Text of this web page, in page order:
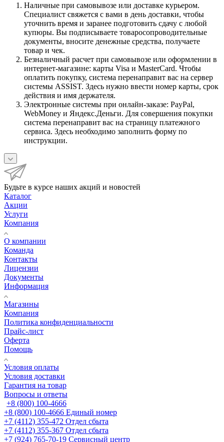
Наличные при самовывозе или доставке курьером.
Специалист свяжется с вами в день доставки, чтобы
уточнить время и заранее подготовить сдачу с любой
купюры. Вы подписываете товаросопроводительные
документы, вносите денежные средства, получаете
товар и чек.
Безналичный расчет при самовывозе или оформлении в
интернет-магазине: карты Visa и MasterCard. Чтобы
оплатить покупку, система перенаправит вас на сервер
системы ASSIST. Здесь нужно ввести номер карты, срок
действия и имя держателя.
Электронные системы при онлайн-заказе: PayPal,
WebMoney и Яндекс.Деньги. Для совершения покупки
система перенаправит вас на страницу платежного
сервиса. Здесь необходимо заполнить форму по
инструкции.
Будьте в курсе наших акций и новостей
Каталог
Акции
Услуги
Компания
О компании
Команда
Контакты
Лицензии
Документы
Информация
Магазины
Компания
Политика конфиденциальности
Прайс-лист
Оферта
Помощь
Условия оплаты
Условия доставки
Гарантия на товар
Вопросы и ответы
+8 (800) 100-4666
+8 (800) 100-4666 Единый номер
+7 (4112) 355-472 Отдел сбыта
+7 (4112) 355-367 Отдел сбыта
+7 (924) 765-70-19 Сервисный центр